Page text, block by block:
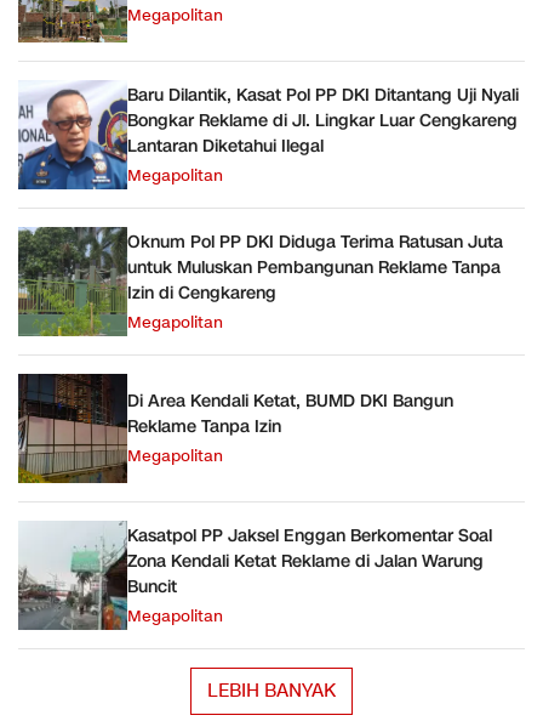
Megapolitan
Baru Dilantik, Kasat Pol PP DKI Ditantang Uji Nyali
Bongkar Reklame di Jl. Lingkar Luar Cengkareng
Lantaran Diketahui Ilegal
Megapolitan
Oknum Pol PP DKI Diduga Terima Ratusan Juta
untuk Muluskan Pembangunan Reklame Tanpa
Izin di Cengkareng
Megapolitan
Di Area Kendali Ketat, BUMD DKI Bangun
Reklame Tanpa Izin
Megapolitan
Kasatpol PP Jaksel Enggan Berkomentar Soal
Zona Kendali Ketat Reklame di Jalan Warung
Buncit
Megapolitan
LEBIH BANYAK